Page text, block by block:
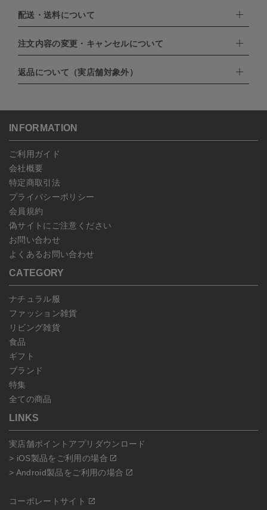
下記お支払い方法よりお選びいただけます。
・クレジットカード（VISA,mastercard,JCB,AMERICAN
EXPRESS,Diners Club）
・PayPay
・NP後払い
配送・送料について
配達業者：日本郵便
北海道：1,400円
沖縄：1,400円
注文内容の変更・キャンセルについて
ご注文日当日から翌日のAM9:00までにご連絡頂いた場合はキャン
セルは可能です。
ンセルしていただいた後、ご希望の商品のみ再度ご注文お願いしま
予約商品など一部キャンセルが出来ない場合がございます。あらか
じめご了承ください。
返品について（実店舗対象外）
こちらよりご依頼ください。
INFORMATION
ご利用ガイド
会社概要
特定商取引法
プライバシーポリシー
会員規約
偽サイトにご注意ください
お問い合わせ
よくあるお問い合わせ
CATEGORY
ナチュラル服
ファッション雑貨
リビング雑貨
食品
ギフト
ブランド
特集
全ての商品
LINKS
実店舗ポイントアプリダウンロード
> iOS製品をご利用の場合
> Android製品をご利用の場合
コーポレートサイト